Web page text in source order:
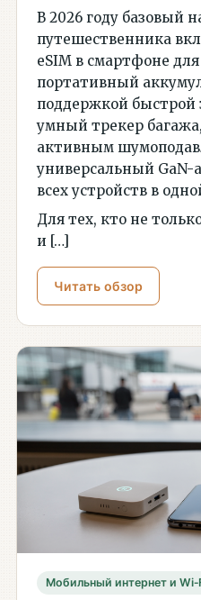
В 2026 году базовый
путешественника
eSIM в смартфоне
портативный
поддержкой быстрой
умный трекер
активным
универсальный GaN-
всех устройств в
Для тех, кто не
и […]
Читать обзор
Мобильный интернет и